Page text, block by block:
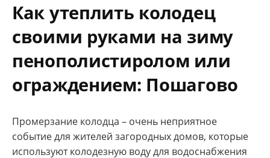
Как утеплить колодец
своими руками на зиму
пенополистиролом или
ограждением: Пошагово
Промерзание колодца – очень неприятное
событие для жителей загородных домов, которые
используют колодезную воду для водоснабжения